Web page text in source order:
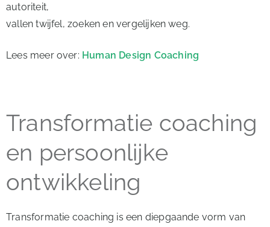
autoriteit,
vallen twijfel, zoeken en vergelijken weg.
Lees meer over: Human Design Coaching
Transformatie coaching
en persoonlijke
ontwikkeling
Transformatie coaching is een diepgaande vorm van